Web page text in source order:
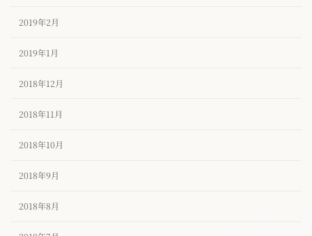
2019年2月
2019年1月
2018年12月
2018年11月
2018年10月
2018年9月
2018年8月